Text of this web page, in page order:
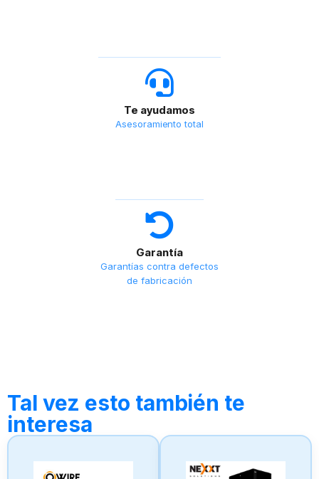
Te ayudamos
Asesoramiento total
Garantía
Garantías contra defectos
de fabricación
Tal vez esto también te
interesa